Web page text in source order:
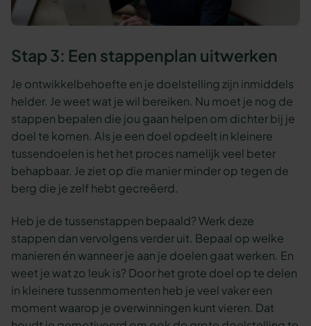
Stap 3: Een stappenplan uitwerken
Je ontwikkelbehoefte en je doelstelling zijn inmiddels
helder. Je weet wat je wil bereiken. Nu moet je nog de
stappen bepalen die jou gaan helpen om dichter bij je
doel te komen. Als je een doel opdeelt in kleinere
tussendoelen is het het proces namelijk veel beter
behapbaar. Je ziet op die manier minder op tegen de
berg die je zelf hebt gecreëerd.
Heb je de tussenstappen bepaald? Werk deze
stappen dan vervolgens verder uit. Bepaal op welke
manieren én wanneer je aan je doelen gaat werken. En
weet je wat zo leuk is? Door het grote doel op te delen
in kleinere tussenmomenten heb je veel vaker een
moment waarop je overwinningen kunt vieren. Dat